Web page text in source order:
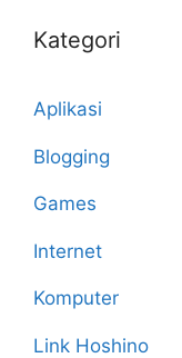
Kategori
Aplikasi
Blogging
Games
Internet
Komputer
Link Hoshino